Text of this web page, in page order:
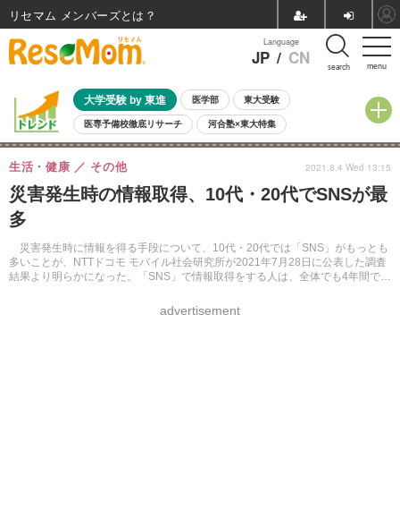
menu
Language
JP / CN search
大学受験 by 東進 医学部 東大受験
医専予備校徹底リサーチ 河合塾×東大特集
親子で考える大学選び 高校受験 中学受験 小学校受験
共通テスト 夏休み
8月開催イベント・WS 全国公立高校 過去問 人気記事
自由研究教材（小学生向け）
災害発生時の情報取得、10代・20代でSNSが最
多
災害発生時に情報を得る手段について、10代・20代では「SNS」がもっとも
多いことが、NTTドコモ モバイル社会研究所が2021年7月28日に公表した調査
結果より明らかになった。「SNS」で情報取得をする人は、全体でも4年間で約
生活・健康 その他
advertisement
2021.8.4 Wed 13:15
リセマム メンバーズ